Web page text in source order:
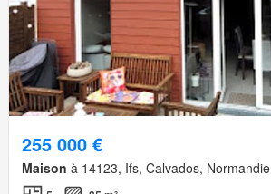
255 000 €
Maison à 14123, Ifs, Calvados, Normandie